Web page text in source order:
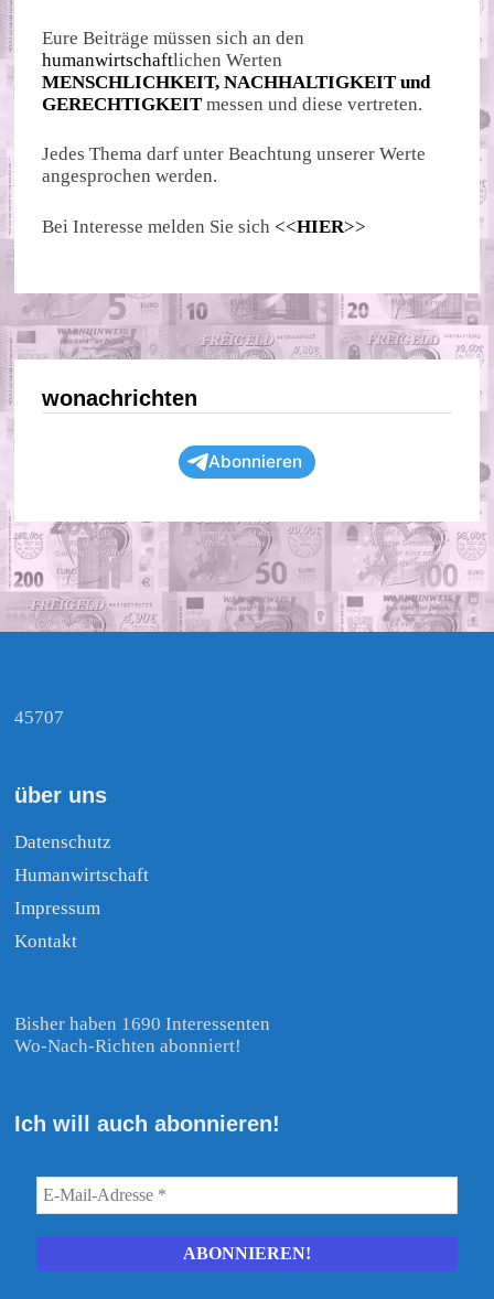
Eure Beiträge müssen sich an den
humanwirtschaftlichen Werten
MENSCHLICHKEIT, NACHHALTIGKEIT und
GERECHTIGKEIT messen und diese vertreten.
Jedes Thema darf unter Beachtung unserer Werte
angesprochen werden.
Bei Interesse melden Sie sich <<HIER>>
wonachrichten
Abonnieren
45707
über uns
Datenschutz
Humanwirtschaft
Impressum
Kontakt
Bisher haben 1690 Interessenten
Wo-Nach-Richten abonniert!
Ich will auch abonnieren!